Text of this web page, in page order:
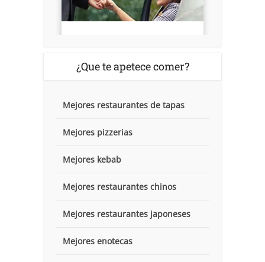
¿Que te apetece comer?
Mejores restaurantes de tapas
Mejores pizzerias
Mejores kebab
Mejores restaurantes chinos
Mejores restaurantes japoneses
Mejores enotecas